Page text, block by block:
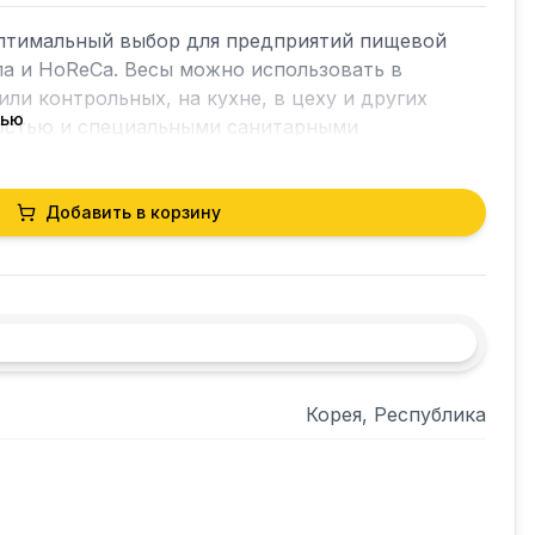
выбор для предприятий пищевой
и HoReCа. Весы можно использовать в
контрольных, на кухне, в цеху и других
и специальными санитарными
Функция дозирования: верхний/нижний
(регулировка яркости); Усреднение
нагрузке; Диагностика
Добавить в корзину
Корея, Республика